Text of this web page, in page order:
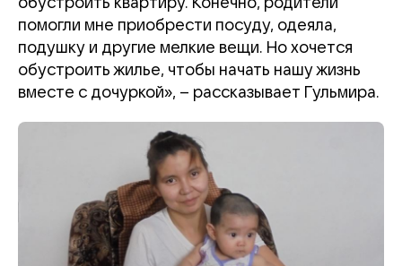
помогли мне приобрести посуду, одеяла,
подушку и другие мелкие вещи. Но хочется
обустроить жилье, чтобы начать нашу жизнь
вместе с дочуркой», – рассказывает Гульмира.